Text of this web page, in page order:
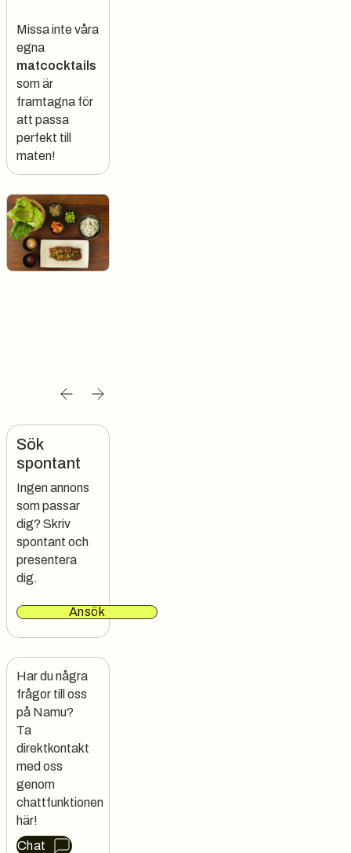
Missa inte våra
egna
matcocktails
som är
framtagna för
att passa
perfekt till
maten!
Sök
spontant
Ingen annons
som passar
dig? Skriv
spontant och
presentera
dig.
Ansök
Har du några
frågor till oss
på Namu?
Ta
direktkontakt
med oss
genom
chattfunktionen
här!
Chat